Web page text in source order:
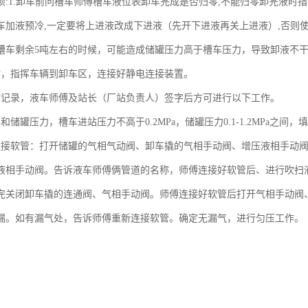
加液预冷,一定要将上进液改成下进液（先开下进液再关上进液）,否则
车剩余5吨左右的时候，可能造成储罐压力高于槽车压力，导致卸液不
指挥车辆到卸车区，连接好静电连接装置。
录，液车师傅及站长（厂站负责人）签字后方可进行以下工作。
储罐压力，槽车进站压力不高于0.2MPa，储罐压力0.1-1.2MPa之间，
软管：打开储罐的气相气动阀、卸车撬的气相手动阀、增压液相手动
相手动阀。告诉液车师傅俩管道的名称，师傅连接好软管后、进行吹
关闭卸车撬的连通阀、气相手动阀。师傅连接好软管后打开气相手动
。如有漏气处，告诉师傅重新连接软管。确定无漏气，进行匀压工作。